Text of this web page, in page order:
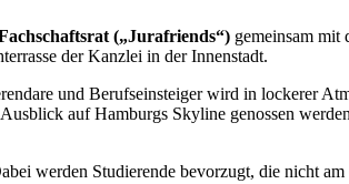
(„Jurafriends“) gemeinsam mit
der Kanzlei in der Innenstadt.
und Berufseinsteiger wird in lockerer
auf Hamburgs Skyline genossen
werden Studierende bevorzugt, die nicht